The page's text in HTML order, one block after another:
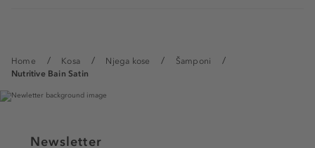
Home Kosa Njega kose
Šamponi
Nutritive Bain Satin
Newsletter